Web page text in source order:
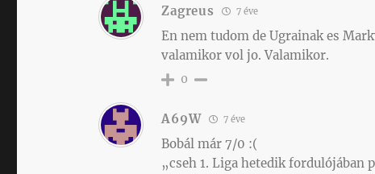
Zagreus 7 éve
En nem tudom de Ugrainak es
valamikor vol jo. Valamikor.
0
A69W 7 éve
Bobál már 7/0 :(
„cseh 1. Liga hetedik fordulójában